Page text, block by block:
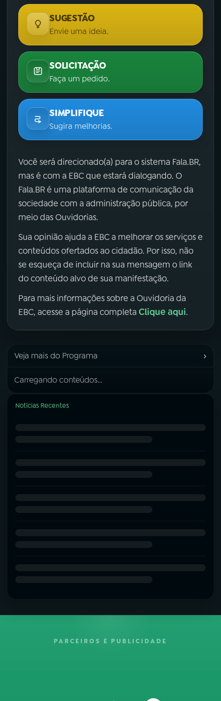
SUGESTÃO
Envie uma ideia.
SOLICITAÇÃO
Faça um pedido.
SIMPLIFIQUE
Sugira melhorias.
Você será direcionado(a) para o sistema Fala.BR,
mas é com a EBC que estará dialogando. O
Fala.BR é uma plataforma de comunicação da
sociedade com a administração pública, por
meio das Ouvidorias.
Sua opinião ajuda a EBC a melhorar os serviços e
conteúdos ofertados ao cidadão. Por isso, não
se esqueça de incluir na sua mensagem o link
do conteúdo alvo de sua manifestação.
Para mais informações sobre a Ouvidoria da
EBC, acesse a página completa Clique aqui.
Veja mais do Programa ›
Carregando conteúdos...
Notícias Recentes
PARCEIROS E PUBLICIDADE